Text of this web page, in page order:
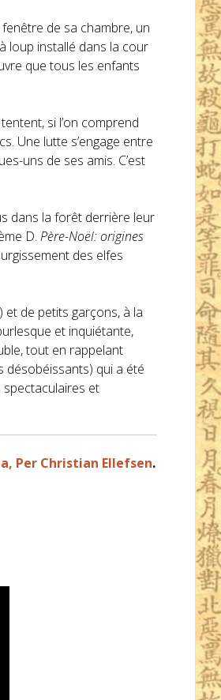
de sa chambre, un
loup installé dans la cour
que tous les enfants
si l’on comprend
Une lutte s’engage entre
uns de ses amis. C’est
dans la forêt derrière leur
D.Père-Noël: origines
des elfes
et de petits garçons, à la
et inquiétante,
tout en rappelant
désobéissants) qui a été
spectaculaires et
Per Christian Ellefsen.